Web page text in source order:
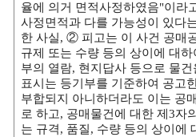
율에 의거 면적사정하였음"이라
사정면적과 다를 가능성이 있다
한 사실, ② 피고는 이 사건 공매
규제 또는 수량 등의 상이에 대
부의 열람, 현지답사 등으로 물
표시는 등기부를 기준하여 공고
부합되지 아니하더라도 이는 공
로 하고, 공매물건에 대한 제3자
는 규격, 품질, 수량 등의 상이에